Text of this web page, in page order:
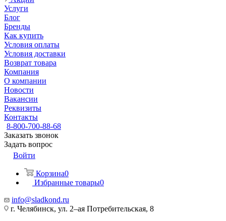
Услуги
Блог
Бренды
Как купить
Условия оплаты
Условия доставки
Возврат товара
Компания
О компании
Новости
Вакансии
Реквизиты
Контакты
8-800-700-88-68
Заказать звонок
Задать вопрос
Войти
Корзина0
Избранные товары0
info@sladkond.ru
г. Челябинск, ул. 2–ая Потребительская, 8